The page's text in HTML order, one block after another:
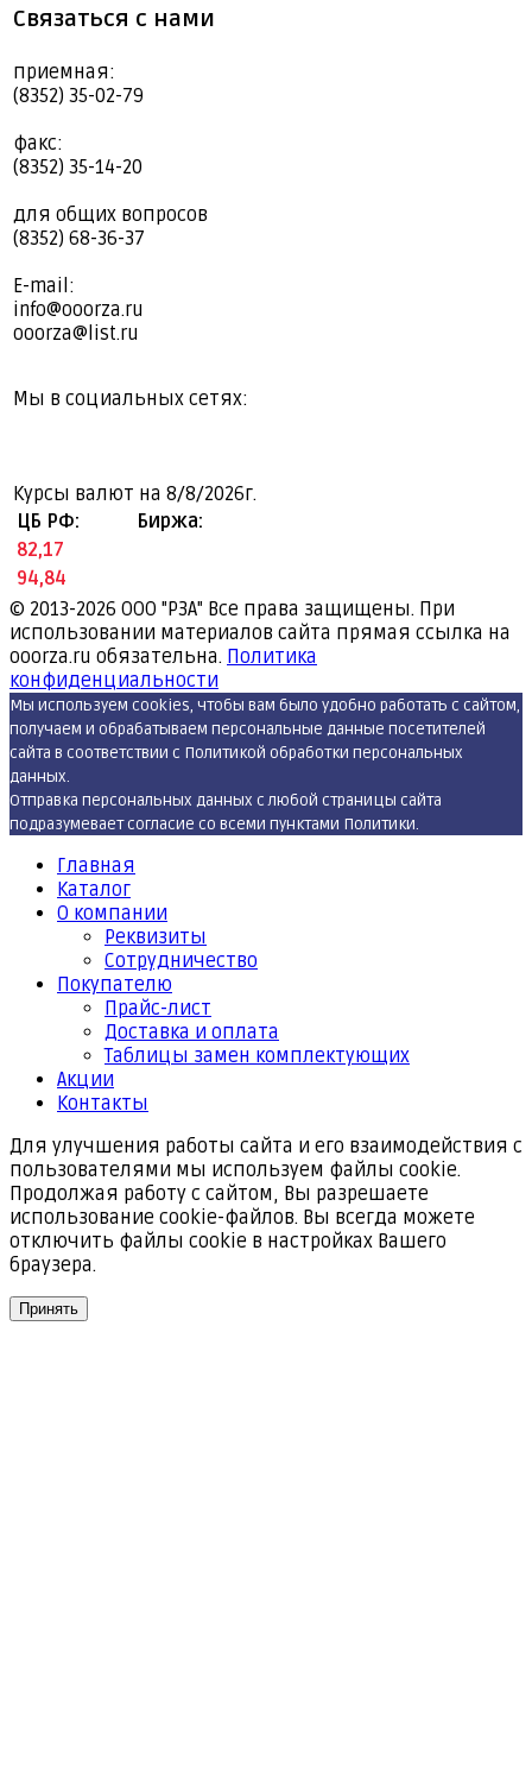
Связаться с нами
приемная:
(8352) 35-02-79
факс:
(8352) 35-14-20
для общих вопросов
(8352) 68-36-37
E-mail:
info@ooorza.ru
ooorza@list.ru
Мы в социальных сетях:
Курсы валют на 8/8/2026г.
ЦБ РФ:
Биржа:
82,17
94,84
© 2013-2026 ООО "РЗА" Все права защищены. При
использовании материалов сайта прямая ссылка на
ooorza.ru обязательна. Политика
конфиденциальности
Мы используем cookies, чтобы вам было удобно работать с сайтом,
получаем и обрабатываем персональные данные посетителей
сайта в соответствии с Политикой обработки персональных
данных.
Отправка персональных данных с любой страницы сайта
подразумевает согласие со всеми пунктами Политики.
Главная
Каталог
О компании
Реквизиты
Cотрудничество
Покупателю
Прайс-лист
Доставка и оплата
Таблицы замен комплектующих
Акции
Контакты
Для улучшения работы сайта и его взаимодействия с
пользователями мы используем файлы cookie.
Продолжая работу с сайтом, Вы разрешаете
использование cookie-файлов. Вы всегда можете
отключить файлы cookie в настройках Вашего
браузера.
Принять